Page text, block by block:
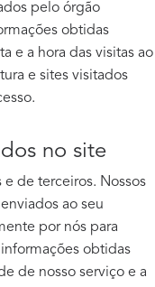
pelo órgão
obtidas
e a hora das visitas ao
e sites visitados
no site
de terceiros. Nossos
ao seu
por nós para
obtidas
de nosso serviço e a